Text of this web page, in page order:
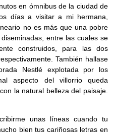
en ómnibus de la ciudad de
días a visitar a mi hermana,
no es más que una pobre
entre las cuales se
construidos, para las dos
También hallase
Nestlé explotada por los
aspecto del villorrio queda
la natural belleza del paisaje.
unas líneas cuando tu
bien tus cariñosas letras en